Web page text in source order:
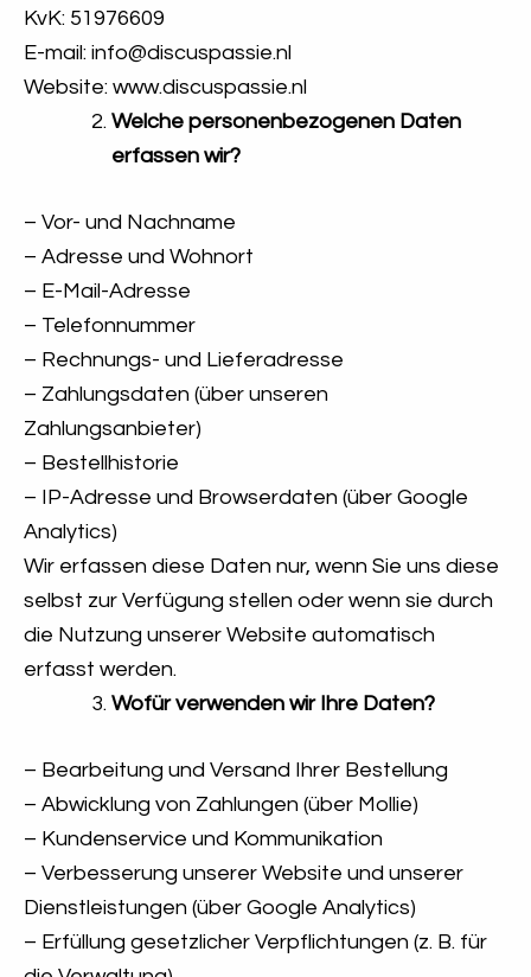
KvK: 51976609
E-mail: info@discuspassie.nl
Website: www.discuspassie.nl
Welche personenbezogenen Daten
erfassen wir?
– Vor- und Nachname
– Adresse und Wohnort
– E-Mail-Adresse
– Telefonnummer
– Rechnungs- und Lieferadresse
– Zahlungsdaten (über unseren
Zahlungsanbieter)
– Bestellhistorie
– IP-Adresse und Browserdaten (über Google
Analytics)
Wir erfassen diese Daten nur, wenn Sie uns diese
selbst zur Verfügung stellen oder wenn sie durch
die Nutzung unserer Website automatisch
erfasst werden.
Wofür verwenden wir Ihre Daten?
– Bearbeitung und Versand Ihrer Bestellung
– Abwicklung von Zahlungen (über Mollie)
– Kundenservice und Kommunikation
– Verbesserung unserer Website und unserer
Dienstleistungen (über Google Analytics)
– Erfüllung gesetzlicher Verpflichtungen (z. B. für